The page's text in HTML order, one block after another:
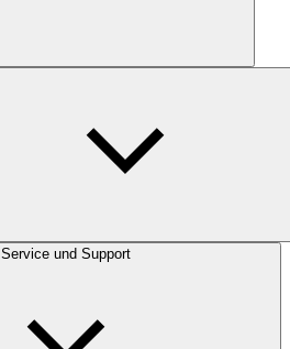
Service und Support